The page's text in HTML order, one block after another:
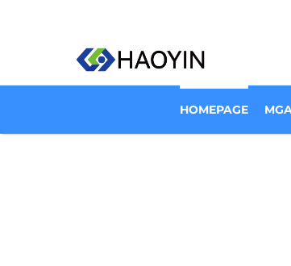
HOMEPAGE